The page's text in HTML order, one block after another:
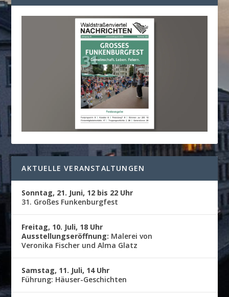
AKTUELLE VERANSTALTUNGEN
Sonntag, 21. Juni, 12 bis 22 Uhr
31. Großes Funkenburgfest
Freitag, 10. Juli, 18 Uhr
Ausstellungseröffnung: Malerei von
Veronika Fischer und Alma Glatz
Samstag, 11. Juli, 14 Uhr
Führung: Häuser-Geschichten